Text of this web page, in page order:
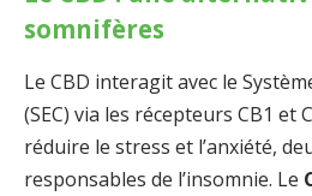
somnifères
Le CBD interagit avec le
(SEC) via les récepteurs CB1 et
réduire le stress et l’anxiété,
responsables de l’insomnie. Le